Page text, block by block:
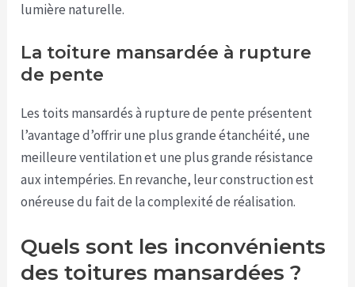
lumière naturelle.
La toiture mansardée à rupture
de pente
Les toits mansardés à rupture de pente présentent
l’avantage d’offrir une plus grande étanchéité, une
meilleure ventilation et une plus grande résistance
aux intempéries. En revanche, leur construction est
onéreuse du fait de la complexité de réalisation.
Quels sont les inconvénients
des toitures mansardées ?